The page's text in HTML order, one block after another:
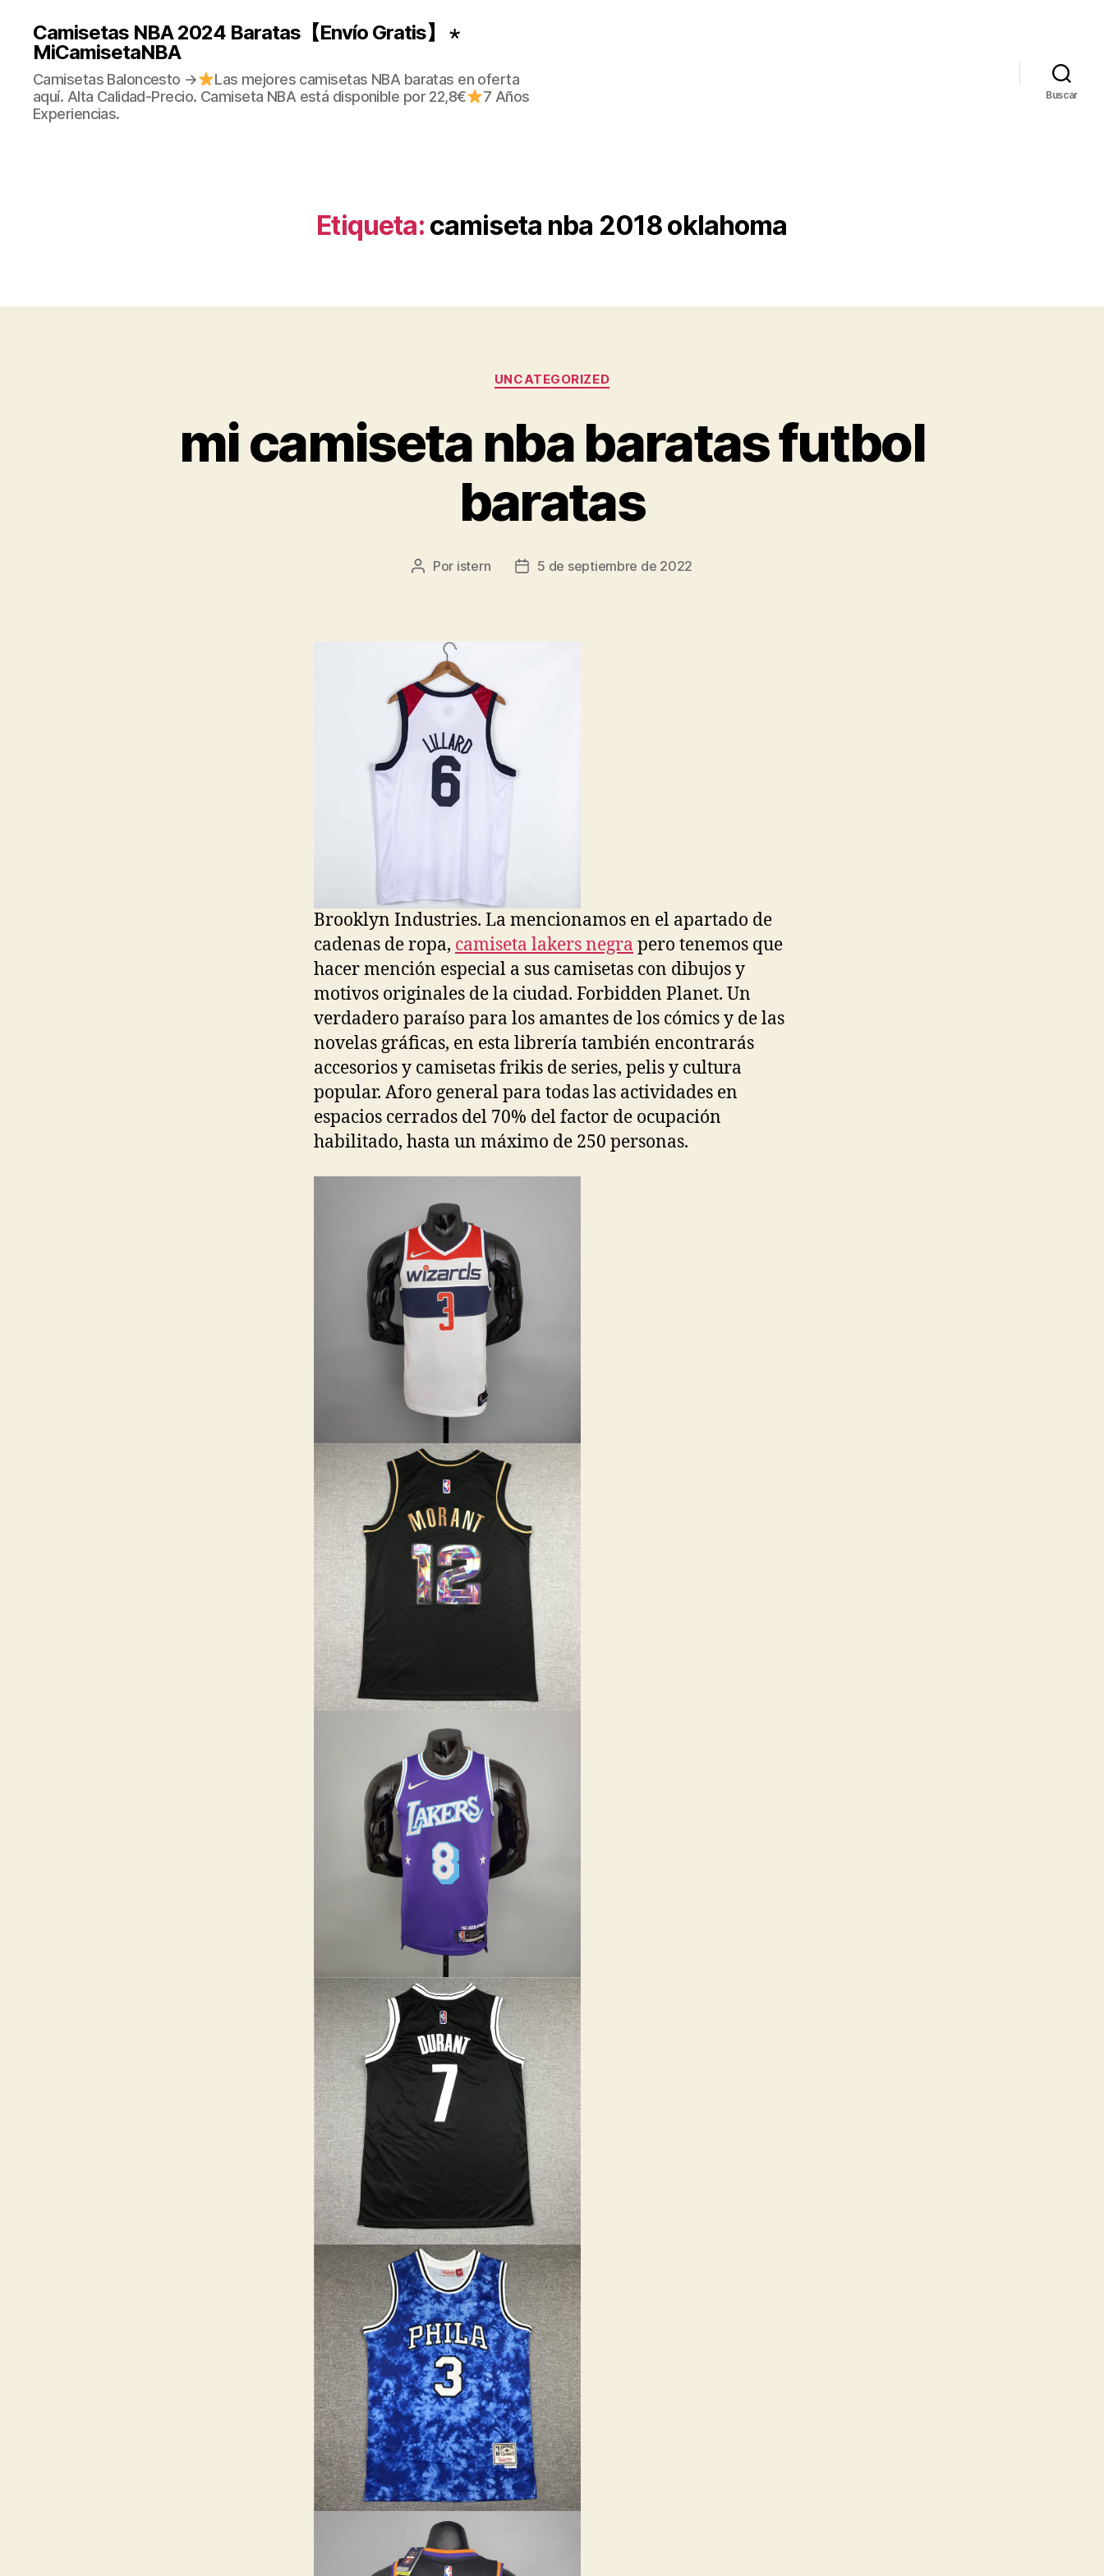
Camisetas NBA 2024 Baratas【Envío Gratis】 ⋆
MiCamisetaNBA
Camisetas Baloncesto →
Las mejores camisetas NBA baratas en oferta
aquí. Alta Calidad-Precio. Camiseta NBA está disponible por 22,8€
7 Años
Experiencias.
Buscar
Etiqueta: camiseta nba 2018 oklahoma
Categorías
UNCATEGORIZED
mi camiseta nba baratas futbol
baratas
Autor
Por istern
Fecha5 de septiembre de 2022
Brooklyn Industries. La mencionamos en el apartado de
cadenas de ropa, camiseta lakers negra pero tenemos que
hacer mención especial a sus camisetas con dibujos y
motivos originales de la ciudad. Forbidden Planet. Un
verdadero paraíso para los amantes de los cómics y de las
novelas gráficas, en esta librería también encontrarás
accesorios y camisetas frikis de series, pelis y cultura
popular. Aforo general para todas las actividades en
espacios cerrados del 70% del factor de ocupación
habilitado, hasta un máximo de 250 personas.